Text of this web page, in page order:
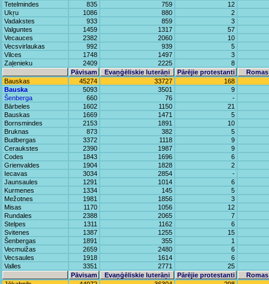
Tetelmindes
835 759
12
Ukŗu
1086 880
2
Vadakstes
933 859
3
Valguntes
1459 1317
57
Vecauces
2382 2060
10
Vecsvirlaukas
992 939
5
Vilces
1748 1497
3
Zaļenieku
2409 2225
8
Pāvisam
Evaņģēliskie luterāņi Pārējie protestanti
Bauskas
45274 33727
168
Bauska
5093 3501
9
Šenberga
660 76
-
Bārbeles
1602 1150
21
Bauskas
1669 1471
5
Bornsmindes
2153 1891
10
Bruknas
873 382
5
Budbergas
3372 1118
9
Ceraukstes
2390 1987
9
Codes
1843 1696
6
Grienvaldes
1904 1828
2
Iecavas
3034 2854
-
Jaunsaules
1291 1014
6
Kurmenes
1334 145
5
Mežotnes
1981 1856
3
Misas
1170 1056
12
Rundales
2388 2065
7
Stelpes
1311 1162
6
Svitenes
1387 1255
15
Šenbergas
1891 355
1
Vecmuižas
2659 2480
6
Vecsaules
1918 1614
6
Valles
3351 2771
25
Pāvisam
Evaņģēliskie luterāņi Pārējie protestanti